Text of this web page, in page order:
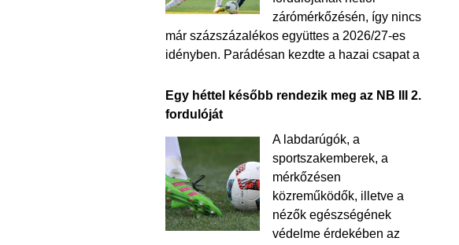
zárómérkőzésén, így nincs
már százszázalékos együttes a 2026/27-es
idényben. Parádésan kezdte a hazai csapat a
Egy héttel később rendezik meg az NB III 2.
fordulóját
A labdarúgók, a
sportszakemberek, a
mérkőzésen
közreműködők, illetve a
nézők egészségének
védelme érdekében az